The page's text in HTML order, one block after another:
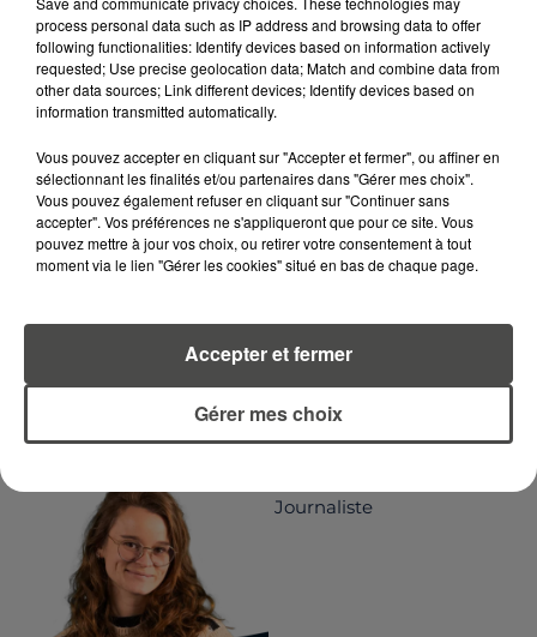
LA RÉDACTION
RCA
DIMITRI COUTAND
Journaliste
Journaliste
process personal data such as IP address and browsing data to offer
following functionalities: Identify devices based on information actively
requested; Use precise geolocation data; Match and combine data from
other data sources; Link different devices; Identify devices based on
information transmitted automatically.
Vous pouvez accepter en cliquant sur "Accepter et fermer", ou affiner en
sélectionnant les finalités et/ou partenaires dans "Gérer mes choix".
Vous pouvez également refuser en cliquant sur "Continuer sans
accepter". Vos préférences ne s'appliqueront que pour ce site. Vous
pouvez mettre à jour vos choix, ou retirer votre consentement à tout
moment via le lien "Gérer les cookies" situé en bas de chaque page.
Gérer mes choix
Accepter et fermer